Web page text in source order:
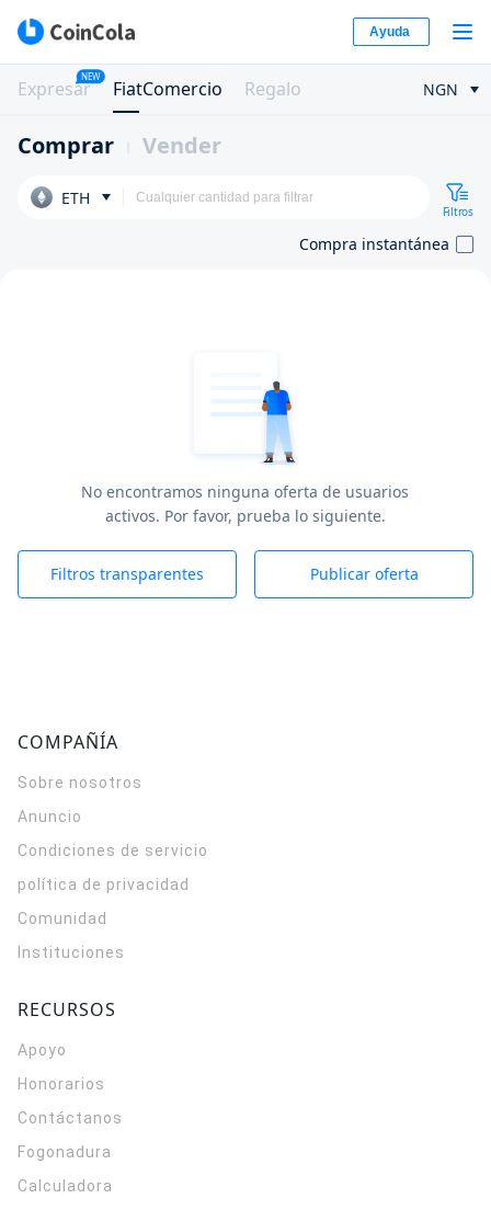
Ayuda
Expresar
NEW
FiatComercio Regalo NGN
Comprar Vender
ETH
Filtros
Compra instantánea
No encontramos ninguna oferta de usuarios
activos. Por favor, prueba lo siguiente.
Filtros transparentes Publicar oferta
COMPAÑÍA
Sobre nosotros
Anuncio
Condiciones de servicio
política de privacidad
Comunidad
Instituciones
RECURSOS
Apoyo
Honorarios
Contáctanos
Fogonadura
Calculadora